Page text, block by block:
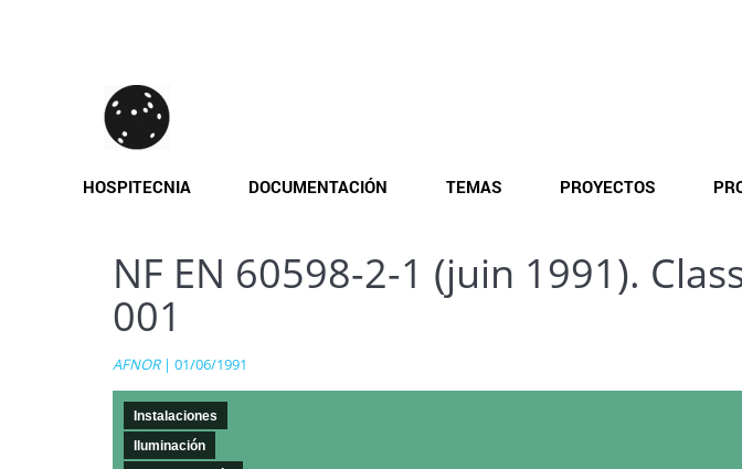
HOSPITECNIA DOCUMENTACIÓN TEMAS PROYECTOS
NF EN 60598-2-1 (juin 1991).
001
AFNOR| 01/06/1991
Instalaciones
Iluminación